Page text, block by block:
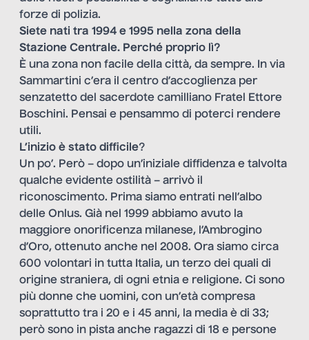
forze di polizia.
Siete nati tra 1994 e 1995 nella zona della
Stazione Centrale. Perché proprio lì?
È una zona non facile della città, da sempre. In via
Sammartini c’era il centro d’accoglienza per
senzatetto del sacerdote camilliano Fratel Ettore
Boschini. Pensai e pensammo di poterci rendere
utili.
L’inizio è stato difficile?
Un po’. Però – dopo un’iniziale diffidenza e talvolta
qualche evidente ostilità – arrivò il
riconoscimento. Prima siamo entrati nell’albo
delle Onlus. Già nel 1999 abbiamo avuto la
maggiore onorificenza milanese, l’Ambrogino
d’Oro, ottenuto anche nel 2008. Ora siamo circa
600 volontari in tutta Italia, un terzo dei quali di
origine straniera, di ogni etnia e religione. Ci sono
più donne che uomini, con un’età compresa
soprattutto tra i 20 e i 45 anni, la media è di 33;
però sono in pista anche ragazzi di 18 e persone